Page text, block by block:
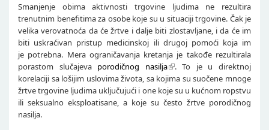
Smanjenje obima aktivnosti trgovine ljudima ne rezultira
trenutnim benefitima za osobe koje su u situaciji trgovine. Čak je
velika verovatnoća da će žrtve i dalje biti zlostavljane, i da će im
biti uskraćivan pristup medicinskoj ili drugoj pomoći koja im
je potrebna. Mera ograničavanja kretanja je takođe rezultirala
porastom slučajeva porodičnog nasilja
. To je u direktnoj
korelaciji sa lošijim uslovima života, sa kojima su suočene mnoge
žrtve trgovine ljudima uključujući i one koje su u kućnom ropstvu
ili seksualno eksploatisane, a koje su često žrtve porodičnog
nasilja.